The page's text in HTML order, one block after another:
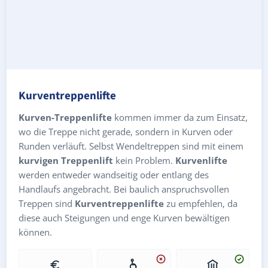
Kurventreppenlifte
Kurven-Treppenlifte kommen immer da zum Einsatz,
wo die Treppe nicht gerade, sondern in Kurven oder
Runden verläuft. Selbst Wendeltreppen sind mit einem
kurvigen Treppenlift kein Problem. Kurvenlifte
werden entweder wandseitig oder entlang des
Handlaufs angebracht. Bei baulich anspruchsvollen
Treppen sind Kurventreppenlifte zu empfehlen, da
diese auch Steigungen und enge Kurven bewältigen
können.